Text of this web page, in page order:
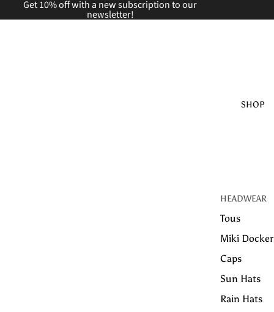
Get 10% off with a newsubscription to our
newsletter!
SHOP
HEADWEAR
Tous
Miki Docker
Caps
Sun Hats
Rain Hats